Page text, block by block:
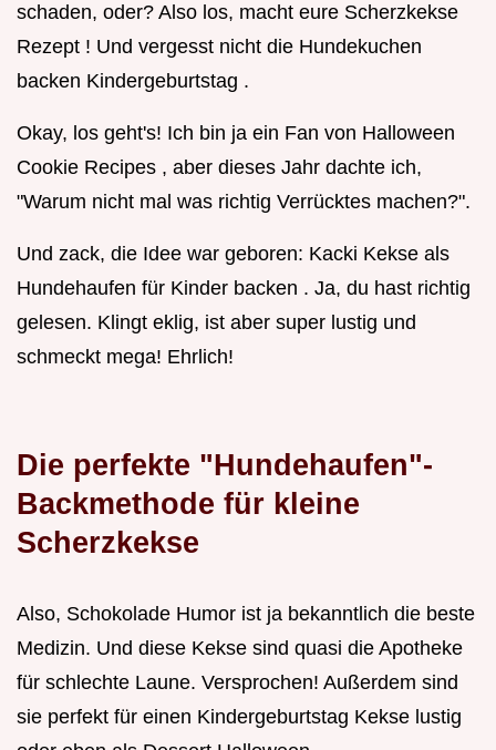
schaden, oder? Also los, macht eure Scherzkekse
Rezept ! Und vergesst nicht die Hundekuchen
backen Kindergeburtstag .
Okay, los geht's! Ich bin ja ein Fan von Halloween
Cookie Recipes , aber dieses Jahr dachte ich,
"Warum nicht mal was richtig Verrücktes machen?".
Und zack, die Idee war geboren: Kacki Kekse als
Hundehaufen für Kinder backen . Ja, du hast richtig
gelesen. Klingt eklig, ist aber super lustig und
schmeckt mega! Ehrlich!
Die perfekte "Hundehaufen"-
Backmethode für kleine
Scherzkekse
Also, Schokolade Humor ist ja bekanntlich die beste
Medizin. Und diese Kekse sind quasi die Apotheke
für schlechte Laune. Versprochen! Außerdem sind
sie perfekt für einen Kindergeburtstag Kekse lustig